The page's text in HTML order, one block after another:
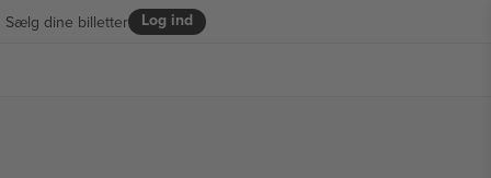
Log ind
Sælg dine billetter